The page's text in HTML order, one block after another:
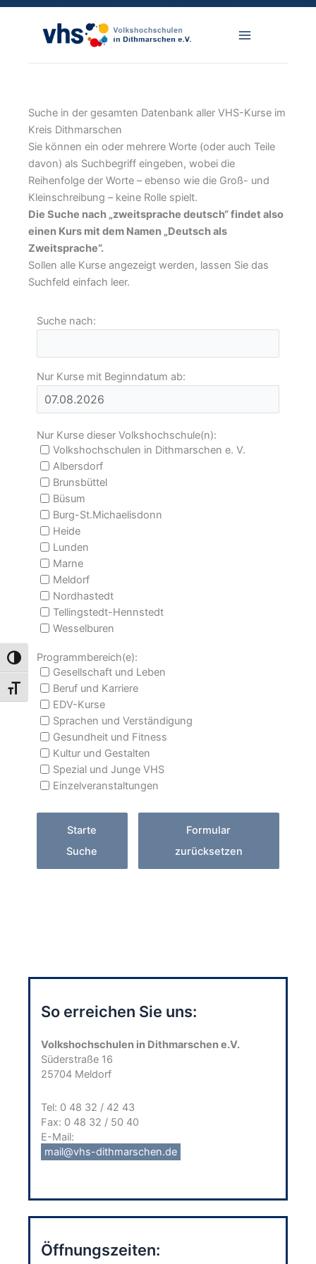
Umschalten auf hohe Kontraste
Schrift vergrößern
Suche in der gesamten Datenbank aller VHS-Kurse im
Kreis Dithmarschen
Sie können ein oder mehrere Worte (oder auch Teile
davon) als Suchbegriff eingeben, wobei die
Reihenfolge der Worte – ebenso wie die Groß- und
Kleinschreibung – keine Rolle spielt.
Die Suche nach „zweitsprache deutsch“ findet also
einen Kurs mit dem Namen „Deutsch als
Zweitsprache“.
Sollen alle Kurse angezeigt werden, lassen Sie das
Suchfeld einfach leer.
Suche nach:
Nur Kurse mit Beginndatum ab:
Nur Kurse dieser Volkshochschule(n):
Volkshochschulen in Dithmarschen e. V.
Albersdorf
Brunsbüttel
Büsum
Burg-St.Michaelisdonn
Heide
Lunden
Marne
Meldorf
Nordhastedt
Tellingstedt-Hennstedt
Wesselburen
Programmbereich(e):
Gesellschaft und Leben
Beruf und Karriere
EDV-Kurse
Sprachen und Verständigung
Gesundheit und Fitness
Kultur und Gestalten
Spezial und Junge VHS
Einzelveranstaltungen
Starte
Suche
Formular
zurücksetzen
So erreichen Sie uns:
Volkshochschulen in Dithmarschen e.V.
Süderstraße 16
25704 Meldorf
Tel: 0 48 32 / 42 43
Fax: 0 48 32 / 50 40
E-Mail:
mail@vhs-dithmarschen.de
Öffnungszeiten: